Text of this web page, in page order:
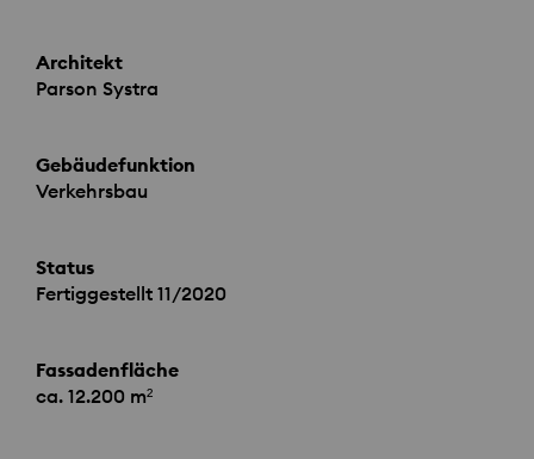
Architekt
Parson Systra
Gebäudefunktion
Verkehrsbau
Status
Fertiggestellt 11/2020
Fassadenfläche
ca. 12.200 m²